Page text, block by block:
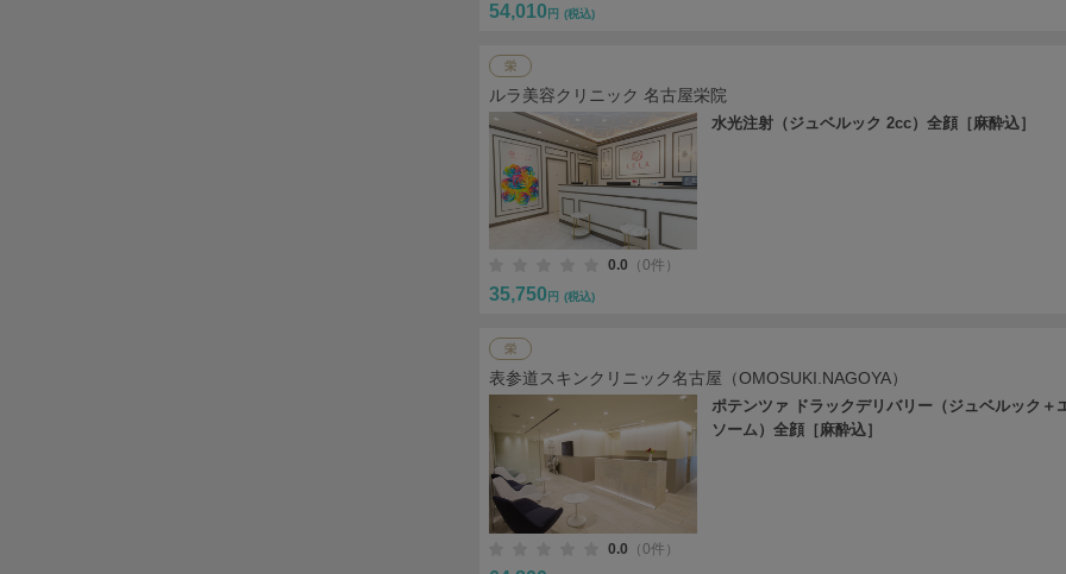
54,010 円 (税込)
栄
ルラ美容クリニック 名古屋栄院
水光注射（ジュベルック 2cc）全顔［麻酔込］
0.0 （0件）
35,750 円 (税込)
栄
表参道スキンクリニック名古屋（OMOSUKI.NAGOYA）
ポテンツァ ドラックデリバリー（ジュベルック＋
ソーム）全顔［麻酔込］
0.0 （0件）